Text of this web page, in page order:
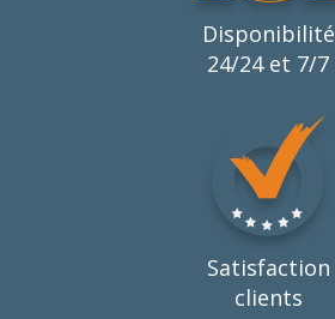
Disponibilité
24/24 et 7/7
Satisfaction
clients